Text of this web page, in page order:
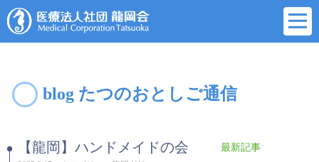
blog たつのおとしご通信
【龍岡】ハンドメイドの会
最新記事